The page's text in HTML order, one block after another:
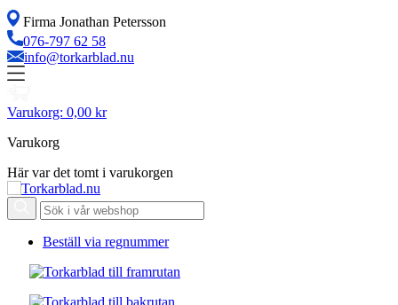
Firma Jonathan Petersson
076-797 62 58
info@torkarblad.nu
Varukorg: 0,00 kr
Varukorg
Här var det tomt i varukorgen
Beställ via regnummer